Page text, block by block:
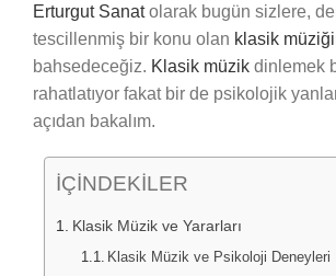
Erturgut Sanatolarak bugün sizlere,
tescillenmiş bir konu olan klasik
bahsedeceğiz. Klasik müzik dinlemek
rahatlatıyor fakat bir de psikolojik
açıdan bakalım.
İÇİNDEKİLER
Klasik Müzik ve Yararları
Klasik Müzik ve Psikoloji Deneyleri